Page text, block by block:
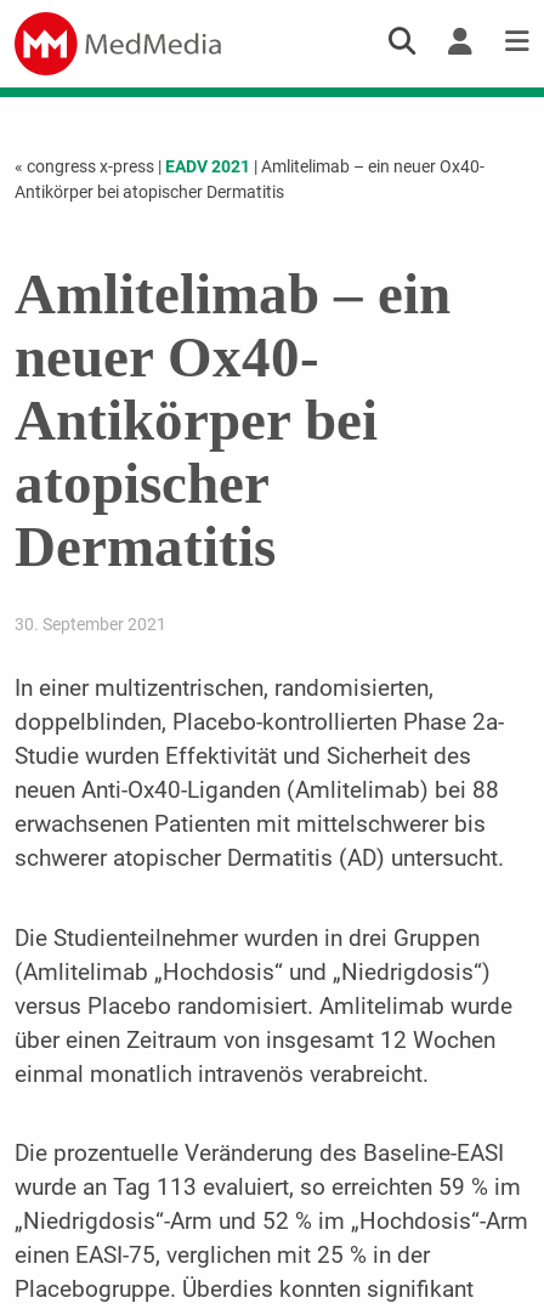
« congress x-press |EADV 2021 | Amlitelimab – ein neuer Ox40-
Antikörper bei atopischer Dermatitis
Amlitelimab – ein
neuer Ox40-
Antikörper bei
atopischer
Dermatitis
30. September 2021
In einer multizentrischen, randomisierten,
doppelblinden, Placebo-kontrollierten Phase 2a-
Studie wurden Effektivität und Sicherheit des
neuen Anti-Ox40-Liganden (Amlitelimab) bei 88
erwachsenen Patienten mit mittelschwerer bis
schwerer atopischer Dermatitis (AD) untersucht.
Die Studienteilnehmer wurden in drei Gruppen
(Amlitelimab „Hochdosis“ und „Niedrigdosis“)
versus Placebo randomisiert. Amlitelimab wurde
über einen Zeitraum von insgesamt 12 Wochen
einmal monatlich intravenös verabreicht.
Die prozentuelle Veränderung des Baseline-EASI
wurde an Tag 113 evaluiert, so erreichten 59 % im
„Niedrigdosis“-Arm und 52 % im „Hochdosis“-Arm
einen EASI-75, verglichen mit 25 % in der
Placebogruppe. Überdies konnten signifikant